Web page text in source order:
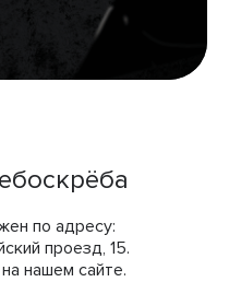
по адресу:
проезд, 15.
нашем сайте.